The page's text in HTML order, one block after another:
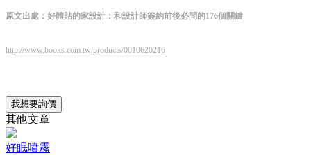
原文出處：好體貼的家設計：和設計師簽約前後必問的176個關鍵
http://www.books.com.tw/products/0010620216
我想要詢價
其他文章
好眠噴霧